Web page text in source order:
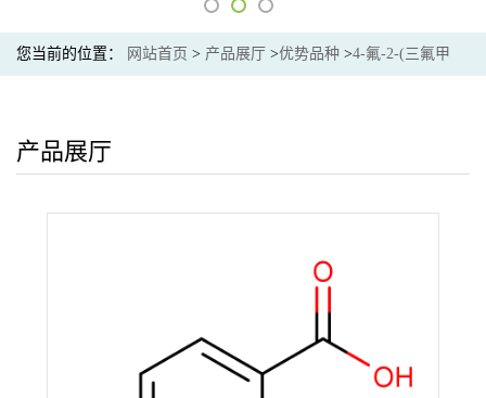
您当前的位置： 网站首页 > 产品展厅 >优势品种 >4-氟-2-(三氟甲
产品展厅